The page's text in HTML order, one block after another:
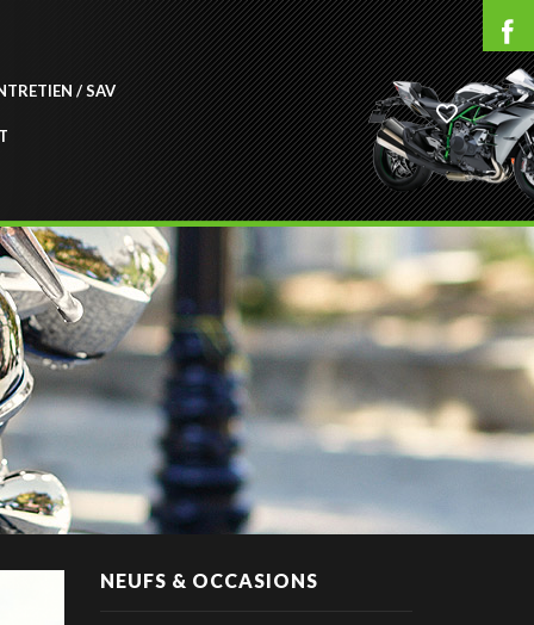
/ SAV
NEUFS & OCCASIONS